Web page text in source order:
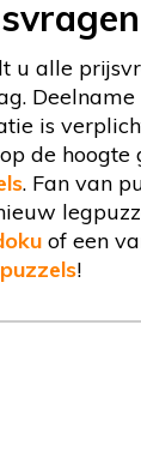
u alle
is
de hoogte
. Fan van
of een
puzzels!